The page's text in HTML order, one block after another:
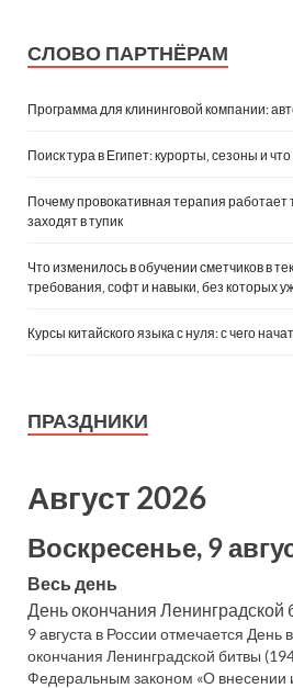
СЛОВО ПАРТНЁРАМ
Программа для клининговой компании:
Поиск тура в Египет: курорты, сезоны и что
Почему провокативная терапия работает
заходят в тупик
Что изменилось в обучении сметчиков в
требования, софт и навыки, без которых
Курсы китайского языка с нуля: с чего
ПРАЗДНИКИ
Август 2026
Воскресенье, 9
Весь день
День окончания Ленинградской
9 августа в России отмечается День
окончания Ленинградской битвы
Федеральным законом «О внесении